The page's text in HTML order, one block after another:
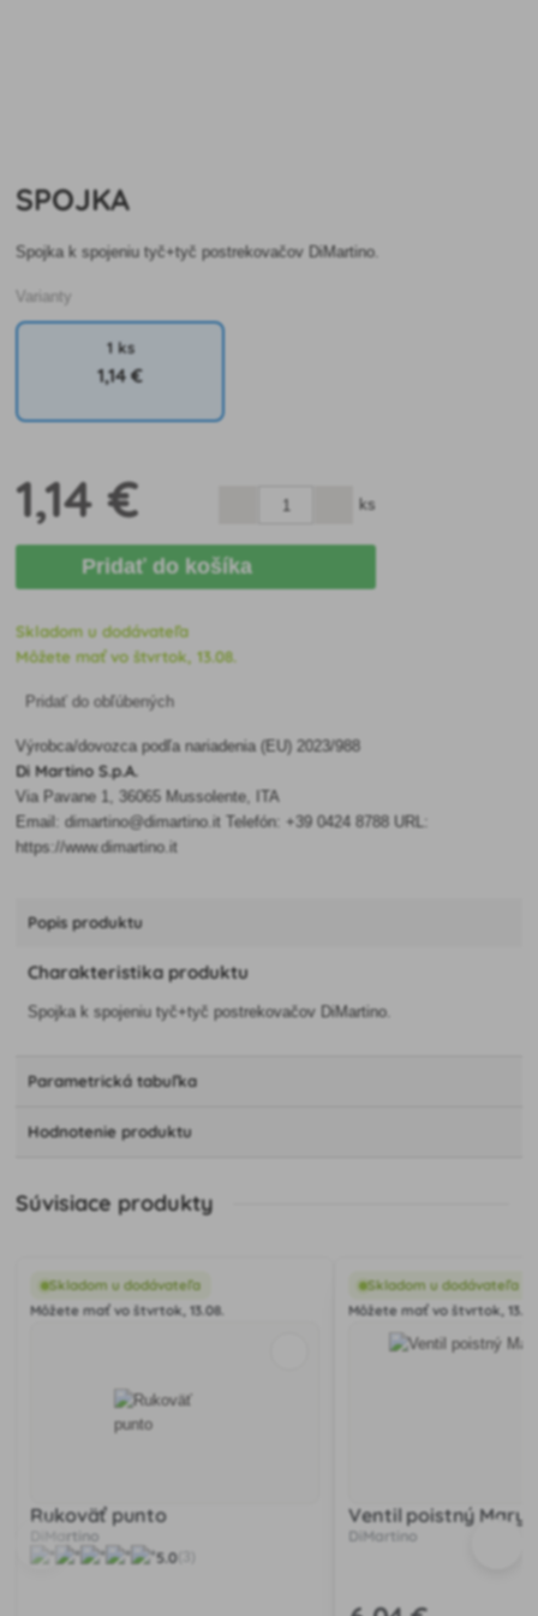
SPOJKA
Spojka k spojeniu tyč+tyč postrekovačov DiMartino.
Varianty
1 ks
1,14 €
1,14 € ks
Pridať do košíka
Skladom u dodávateľa
Môžete mať vo štvrtok, 13.08.
Pridať do obľúbených
Výrobca/dovozca podľa nariadenia (EU) 2023/988
Di Martino S.p.A.
Via Pavane 1, 36065 Mussolente, ITA
Email: dimartino@dimartino.it Telefón: +39 0424 8788 URL:
https://www.dimartino.it
Popis produktu
Charakteristika produktu
Spojka k spojeniu tyč+tyč postrekovačov DiMartino.
Parametrická tabuľka
Hodnotenie produktu
Súvisiace produkty
Skladom u dodávateľa
Môžete mať vo štvrtok, 13.08.
Rukoväť punto
DiMartino
5.0
Skladom u dodávateľa
Môžete mať vo štvrtok,
Ventil poistný Mary
DiMartino